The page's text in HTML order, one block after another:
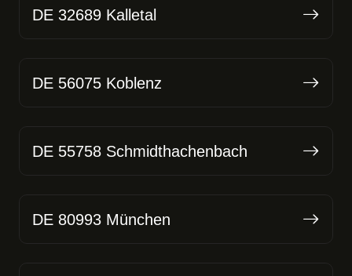
DE 32689 Kalletal
DE 56075 Koblenz
DE 55758 Schmidthachenbach
DE 80993 München